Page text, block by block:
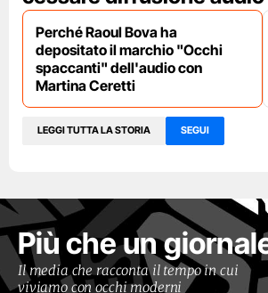
Perché Raoul Bova ha
depositato il marchio "Occhi
spaccanti" dell'audio con
Martina Ceretti
LEGGI TUTTA LA STORIA SEGUI
Più che un
Il media che racconta il tempo in cui
viviamo con occhi moderni